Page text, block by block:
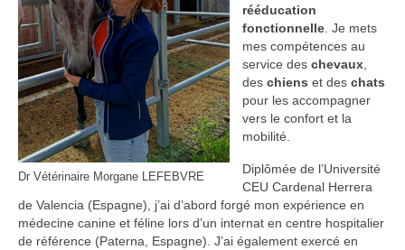
Dr Vétérinaire Morgane LEFEBVRE
rééducation
fonctionnelle . Je mets
mes compétences au
service des chevaux
des chiens et des chats
pour les accompagner
vers le confort et la
mobilité.
Diplômée de l’Université
CEU Cardenal Herrera
de Valencia (Espagne), j’ai d’abord forgé mon expérience en
médecine canine et féline lors d’un internat en centre hospitalier
de référence (Paterna, Espagne). J’ai également exercé en